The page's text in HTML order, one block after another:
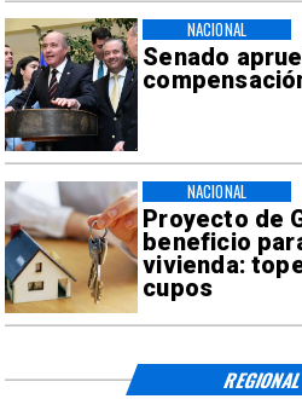
Senado
NACIONAL
Proyecto de
beneficio
vivienda:
cupos
NACIONAL
REGIONAL